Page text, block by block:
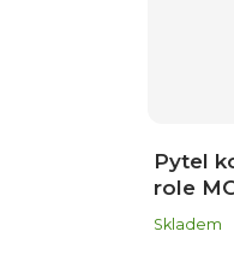
Pytel
role
Skladem